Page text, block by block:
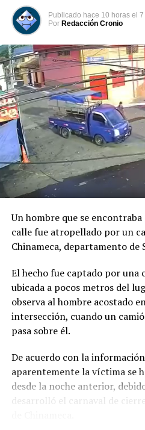
Previo al acto protocolario, el
salvadoreño, dialogó con el
Espriella, a quien envió un
Presidente Bukele y expresó
asumir esta nueva
colombiana.
Publicado hace 10 horas el 7
Por Redacción Cronio
Un hombre que se
calle fue atropellado por un
Chinameca, departamento de
El hecho fue captado por una
ubicada a pocos metros del
observa al hombre acostado
intersección, cuando un
pasa sobre él.
De acuerdo con la
aparentemente la víctima se
desde la noche anterior,
desarrolló el carnaval de